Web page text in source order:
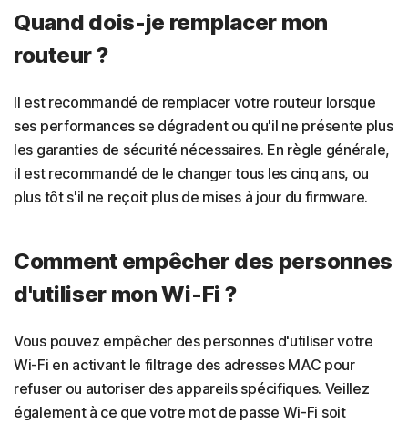
Quand dois-je remplacer mon
routeur ?
Il est recommandé de remplacer votre routeur lorsque
ses performances se dégradent ou qu'il ne présente plus
les garanties de sécurité nécessaires. En règle générale,
il est recommandé de le changer tous les cinq ans, ou
plus tôt s'il ne reçoit plus de mises à jour du firmware.
Comment empêcher des personnes
d'utiliser mon Wi-Fi ?
Vous pouvez empêcher des personnes d'utiliser votre
Wi-Fi en activant le filtrage des adresses MAC pour
refuser ou autoriser des appareils spécifiques. Veillez
également à ce que votre mot de passe Wi-Fi soit